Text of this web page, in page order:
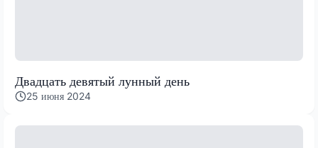
Двадцать девятый лунный день
25 июня 2024